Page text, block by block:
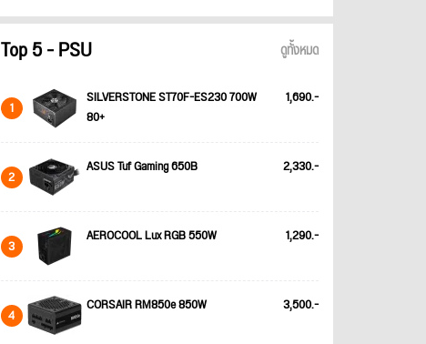
Top 5 - PSU ดูทั้งหมด
1
SILVERSTONE ST70F-ES230 700W
80+
1,690.-
2 ASUS Tuf Gaming 650B 2,330.-
3 AEROCOOL Lux RGB 550W 1,290.-
4 CORSAIR RM850e 850W 3,500.-